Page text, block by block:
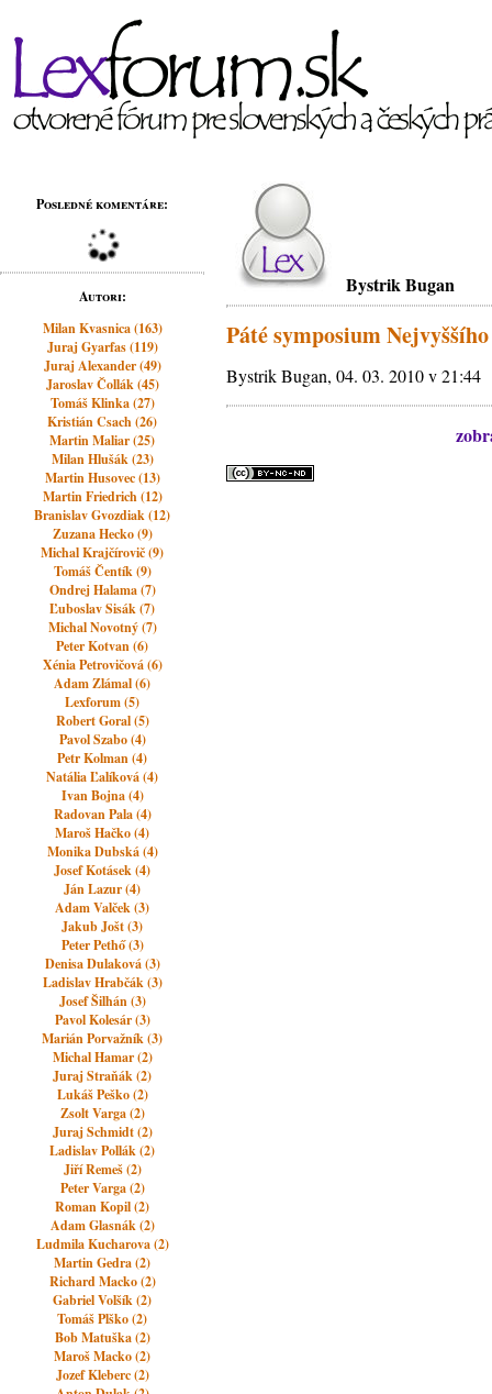
Posledné komentáre:
Autori:
Milan Kvasnica (163)
Juraj Gyarfas (119)
Juraj Alexander (49)
Jaroslav Čollák (45)
Tomáš Klinka (27)
Kristián Csach (26)
Martin Maliar (25)
Milan Hlušák (23)
Martin Husovec (13)
Martin Friedrich (12)
Branislav Gvozdiak (12)
Zuzana Hecko (9)
Michal Krajčírovič (9)
Tomáš Čentík (9)
Ondrej Halama (7)
Ľuboslav Sisák (7)
Michal Novotný (7)
Peter Kotvan (6)
Xénia Petrovičová (6)
Adam Zlámal (6)
Lexforum (5)
Robert Goral (5)
Pavol Szabo (4)
Petr Kolman (4)
Natália Ľalíková (4)
Ivan Bojna (4)
Radovan Pala (4)
Maroš Hačko (4)
Monika Dubská (4)
Josef Kotásek (4)
Ján Lazur (4)
Adam Valček (3)
Jakub Jošt (3)
Peter Pethő (3)
Denisa Dulaková (3)
Ladislav Hrabčák (3)
Josef Šilhán (3)
Pavol Kolesár (3)
Marián Porvažník (3)
Michal Hamar (2)
Juraj Straňák (2)
Lukáš Peško (2)
Zsolt Varga (2)
Juraj Schmidt (2)
Ladislav Pollák (2)
Jiří Remeš (2)
Peter Varga (2)
Roman Kopil (2)
Adam Glasnák (2)
Ludmila Kucharova (2)
Martin Gedra (2)
Richard Macko (2)
Gabriel Volšík (2)
Tomáš Plško (2)
Bob Matuška (2)
Maroš Macko (2)
Jozef Kleberc (2)
Bystrik Bugan
Páté symposium
Bystrik Bugan, 04. 03. 2010 v 21:44